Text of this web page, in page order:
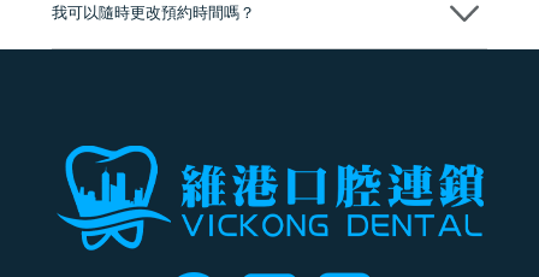
我可以隨時更改預約時間嗎？
可以，請盡早通過wechat或whatsapp聯絡我們，告知我們你原本預約的